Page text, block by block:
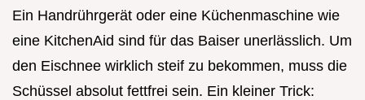
Ein Handrührgerät oder eine Küchenmaschine wie
eine KitchenAid sind für das Baiser unerlässlich. Um
den Eischnee wirklich steif zu bekommen, muss die
Schüssel absolut fettfrei sein. Ein kleiner Trick: